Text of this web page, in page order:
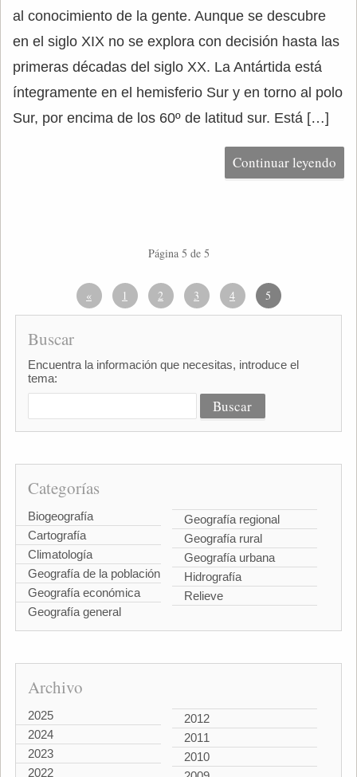
al conocimiento de la gente. Aunque se descubre
en el siglo XIX no se explora con decisión hasta las
primeras décadas del siglo XX. La Antártida está
íntegramente en el hemisferio Sur y en torno al polo
Sur, por encima de los 60º de latitud sur. Está […]
Continuar leyendo
Página 5 de 5
« 1 2 3 4 5
Buscar
Encuentra la información que necesitas, introduce el
tema:
Categorías
Biogeografía
Cartografía
Climatología
Geografía de la población
Geografía económica
Geografía general
Geografía regional
Geografía rural
Geografía urbana
Hidrografía
Relieve
Archivo
2025
2024
2023
2022
2012
2011
2010